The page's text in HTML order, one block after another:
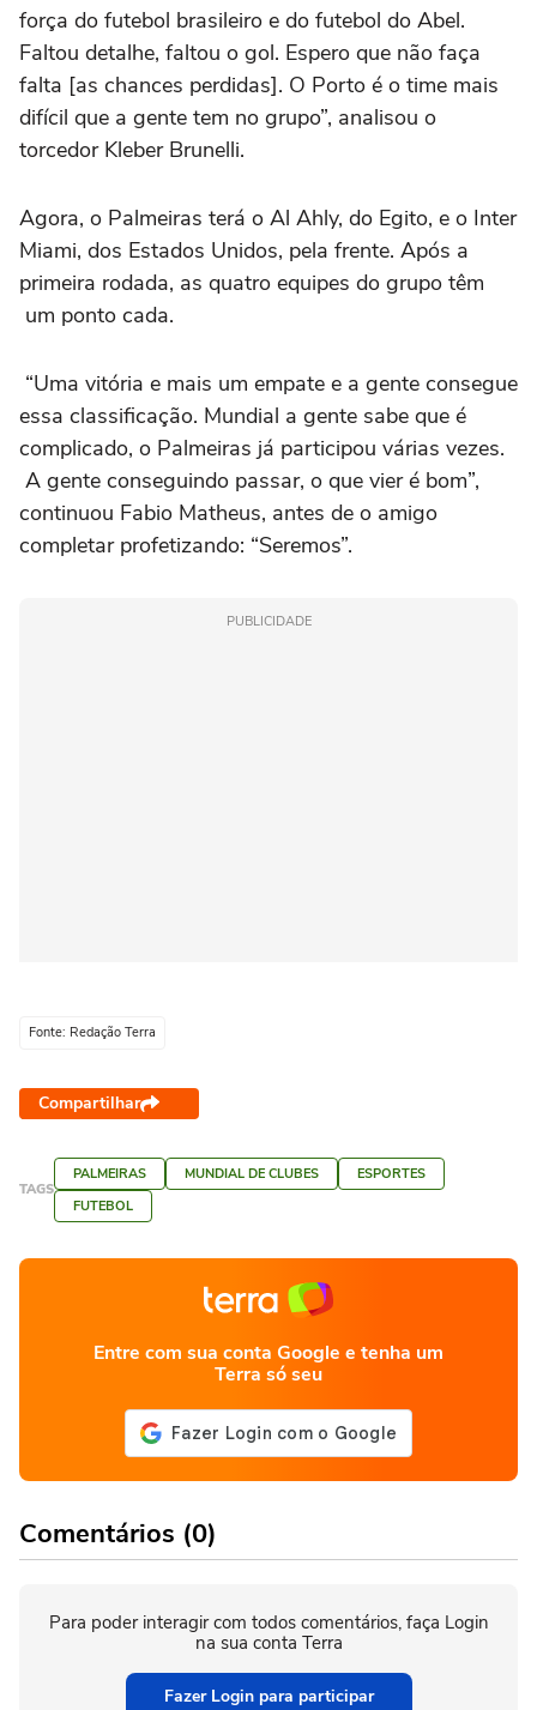
força do futebol brasileiro e do futebol do Abel.
Faltou detalhe, faltou o gol. Espero que não faça
falta [as chances perdidas]. O Porto é o time mais
difícil que a gente tem no grupo”, analisou o
torcedor Kleber Brunelli.
Agora, o Palmeiras terá o Al Ahly, do Egito, e o Inter
Miami, dos Estados Unidos, pela frente. Após a
primeira rodada, as quatro equipes do grupo têm
um ponto cada.
“Uma vitória e mais um empate e a gente consegue
essa classificação. Mundial a gente sabe que é
complicado, o Palmeiras já participou várias vezes.
A gente conseguindo passar, o que vier é bom”,
continuou Fabio Matheus, antes de o amigo
completar profetizando: “Seremos”.
PUBLICIDADE
Fonte: Redação Terra
Compartilhar
TAGS
PALMEIRAS MUNDIAL DE CLUBES
ESPORTES
FUTEBOL
Entre com sua conta Google e tenha um
Terra só seu
Comentários (0)
Para poder interagir com todos comentários, faça Login
na sua conta Terra
Fazer Login para participar